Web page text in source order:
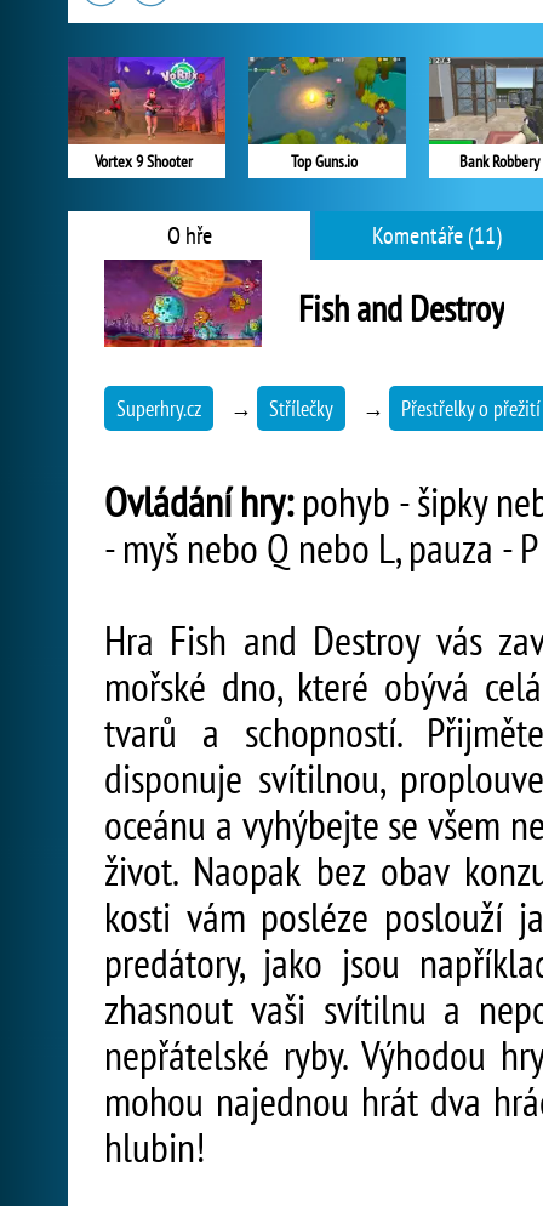
Vortex 9 Shooter Top Guns.io Bank
O hře Komentáře (11)
Fish and Destroy
Superhry.cz → Střílečky → Přestřelky o přežití
Ovládání hry:pohyb - šipky
- myš nebo Q nebo L, pauza - P
Hra Fish and Destroy vás
mořské dno, které obývá
tvarů a schopností.
disponuje svítilnou,
oceánu a vyhýbejte se všem
život. Naopak bez obav
kosti vám posléze poslouží
predátory, jako jsou
zhasnout vaši svítilnu a
nepřátelské ryby. Výhodou
mohou najednou hrát dva
hlubin!